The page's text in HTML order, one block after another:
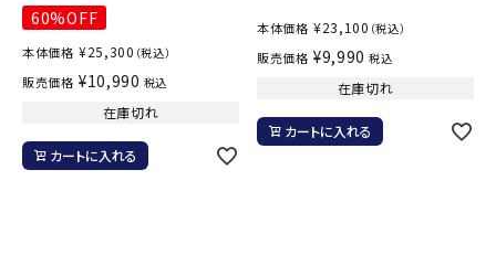
60%OFF
本体価格 ¥25,300 （税込）
販売価格 ¥10,990 税込
在庫切れ
カートに入れる
本体価格 ¥23,100 （税込）
販売価格 ¥9,990 税込
在庫切れ
カートに入れる